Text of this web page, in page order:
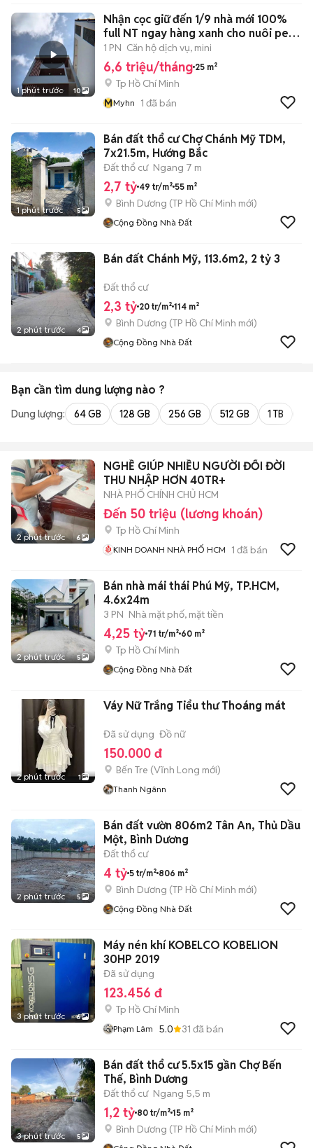
1 phút trước 10
Nhận cọc giữ đến 1/9 nhà mới 100%
full NT ngay hàng xanh cho nuôi pet
🍃
1 PN Căn hộ dịch vụ, mini
6,6 triệu/tháng 25 m²
Tp Hồ Chí Minh
MMyhn 1 đã bán
1 phút trước 5
Bán đất thổ cư Chợ Chánh Mỹ TDM,
7x21.5m, Hướng Bắc
Đất thổ cư Ngang 7 m
2,7 tỷ 49 tr/m² 55 m²
Bình Dương (TP Hồ Chí Minh mới)
Cộng Đồng Nhà Đất
2 phút trước 4
Bán đất Chánh Mỹ, 113.6m2, 2 tỷ 3
Đất thổ cư
2,3 tỷ 20 tr/m² 114 m²
Bình Dương (TP Hồ Chí Minh mới)
Cộng Đồng Nhà Đất
Bạn cần tìm dung lượng nào ?
Dung lượng: 64 GB 128 GB 256 GB 512 GB 1 TB
2 phút trước 6
NGHỀ GIÚP NHIỀU NGƯỜI ĐỔI ĐỜI
THU NHẬP HƠN 40TR+
NHÀ PHỐ CHÍNH CHỦ HCM
Đến 50 triệu (lương khoán)
Tp Hồ Chí Minh
KINH DOANH NHÀ PHỐ HCM 1 đã bán
2 phút trước 5
Bán nhà mái thái Phú Mỹ, TP.HCM,
4.6x24m
3 PN Nhà mặt phố, mặt tiền
4,25 tỷ 71 tr/m² 60 m²
Tp Hồ Chí Minh
Cộng Đồng Nhà Đất
2 phút trước 1
Váy Nữ Trắng Tiểu thư Thoáng mát
Đã sử dụng Đồ nữ
150.000 đ
Bến Tre (Vĩnh Long mới)
Thanh Ngânn
2 phút trước 5
Bán đất vườn 806m2 Tân An, Thủ Dầu
Một, Bình Dương
Đất thổ cư
4 tỷ 5 tr/m² 806 m²
Bình Dương (TP Hồ Chí Minh mới)
Cộng Đồng Nhà Đất
3 phút trước 6
Máy nén khí KOBELCO KOBELION
30HP 2019
Đã sử dụng
123.456 đ
Tp Hồ Chí Minh
Phạm Lâm 5.0 31 đã bán
3 phút trước 5
Bán đất thổ cư 5.5x15 gần Chợ Bến
Thế, Bình Dương
Đất thổ cư Ngang 5,5 m
1,2 tỷ 80 tr/m² 15 m²
Bình Dương (TP Hồ Chí Minh mới)